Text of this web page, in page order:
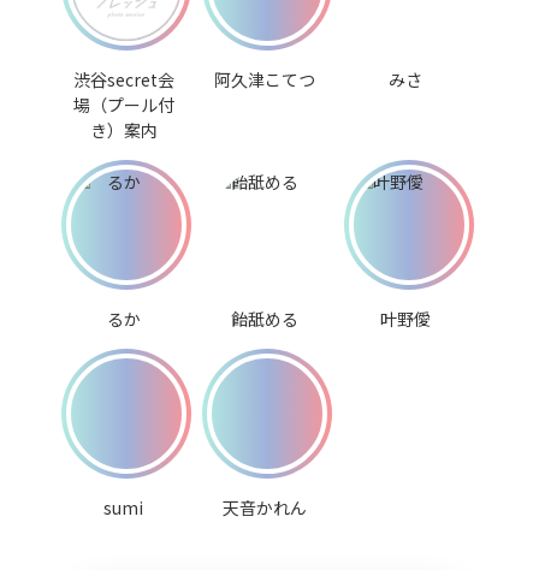
渋谷secret会
場（プール付
き）案内
阿久津こてつ みさ
るか 飴舐める 叶野僾
sumi 天音かれん